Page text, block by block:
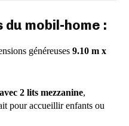
mobil-home :
généreuses 9.10 m x
2 lits mezzanine,
pour accueillir enfants ou